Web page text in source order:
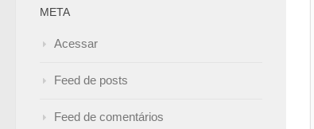
META
Acessar
Feed de posts
Feed de comentários